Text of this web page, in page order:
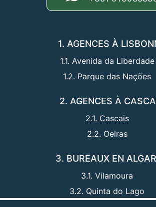
1. AGENCES À
1.1. Avenida da Liberdade
1.2. Parque das Nações
2. AGENCES À
2.1. Cascais
2.2. Oeiras
3. BUREAUX EN
3.1. Vilamoura
3.2. Quinta do Lago